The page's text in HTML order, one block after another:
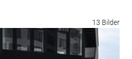
13 Bilder